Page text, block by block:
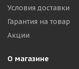
Условия доставки
Гарантия на товар
Акции
О магазине